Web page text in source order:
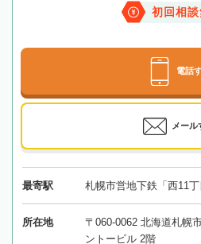
初回相
電話
メール
最寄駅 札幌市営地下鉄「西11
所在地
〒060-0062 北海道札幌
ントービル 2階